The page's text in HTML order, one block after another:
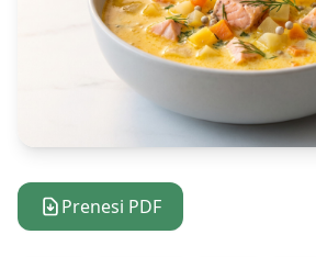
Prenesi PDF